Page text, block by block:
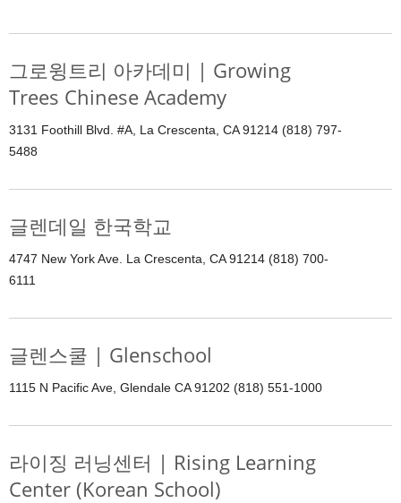
그로윙트리 아카데미 | Growing
Trees Chinese Academy
3131 Foothill Blvd. #A, La Crescenta, CA 91214 (818) 797-
5488
글렌데일 한국학교
4747 New York Ave. La Crescenta, CA 91214 (818) 700-
6111
글렌스쿨 | Glenschool
1115 N Pacific Ave, Glendale CA 91202 (818) 551-1000
라이징 러닝센터 | Rising Learning
Center (Korean School)